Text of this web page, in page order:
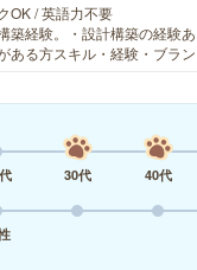
OK / 英語力不要
築経験。・設計構築の経験
ある方スキル・経験・ブラ
30代 40代